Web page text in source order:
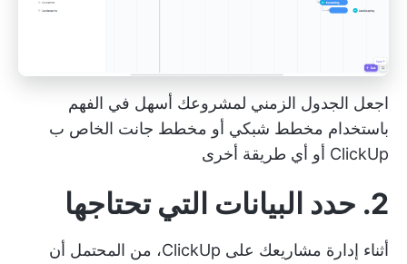
اجعل الجدول الزمني لمشروعك أسهل في الفهم
باستخدام مخطط شبكي أو مخطط جانت الخاص ب
ClickUp أو أي طريقة أخرى
2. حدد البيانات التي تحتاجها
أثناء إدارة مشاريعك على ClickUp، من المحتمل أن